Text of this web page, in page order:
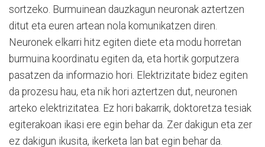
sortzeko. Burmuinean dauzkagun neuronak aztertzen
ditut eta euren artean nola komunikatzen diren.
Neuronek elkarri hitz egiten diete eta modu horretan
burmuina koordinatu egiten da, eta hortik gorputzera
pasatzen da informazio hori. Elektrizitate bidez egiten
da prozesu hau, eta nik hori aztertzen dut, neuronen
arteko elektrizitatea. Ez hori bakarrik, doktoretza tesiak
egiterakoan ikasi ere egin behar da. Zer dakigun eta zer
ez dakigun ikusita, ikerketa lan bat egin behar da.